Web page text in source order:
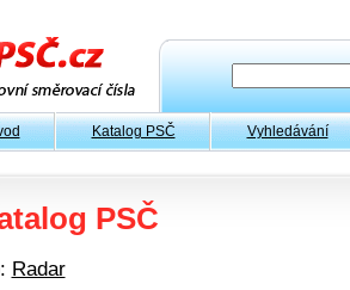
Katalog PSČ Vyhledávání
PSČ
Radar